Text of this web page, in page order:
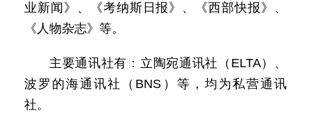
业新闻》、《考纳斯日报》、《西部快报》、
《人物杂志》等。
主要通讯社有：立陶宛通讯社（ELTA）、
波罗的海通讯社（BNS）等，均为私营通讯
社。